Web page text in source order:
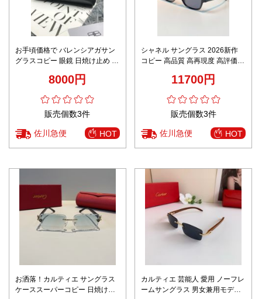
お手頃価格で バレンシアガサン
グラスコピー 眼鏡 日焼け止め シ
8000円
販売個数3件
佐川急便 HOT
シャネル サングラス 2026新作
コピー 高品質 高再現度 高評価
技術再現 数量限定入荷
11700円
販売個数3件
佐川急便 HOT
お洒落！カルティエ サングラス
ケーススーパーコピー 日焼け止
カルティエ 芸能人 愛用 ノーフレ
ームサングラス 男女兼用モデル